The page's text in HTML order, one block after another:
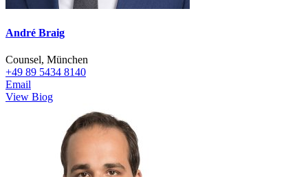
André Braig
Counsel, München
+49 89 5434 8140
Email
View Biog